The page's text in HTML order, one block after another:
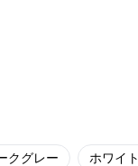
クグレー ホワイト